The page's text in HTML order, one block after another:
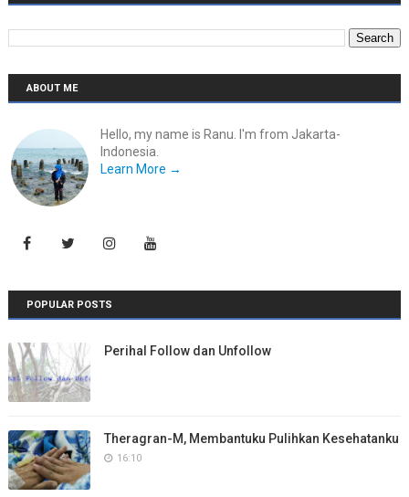
ABOUT ME
Hello, my name is Ranu. I'm from Jakarta-
Indonesia.
Learn More →
POPULAR POSTS
Perihal Follow dan Unfollow
Theragran-M, Membantuku Pulihkan Kesehatanku
16:10